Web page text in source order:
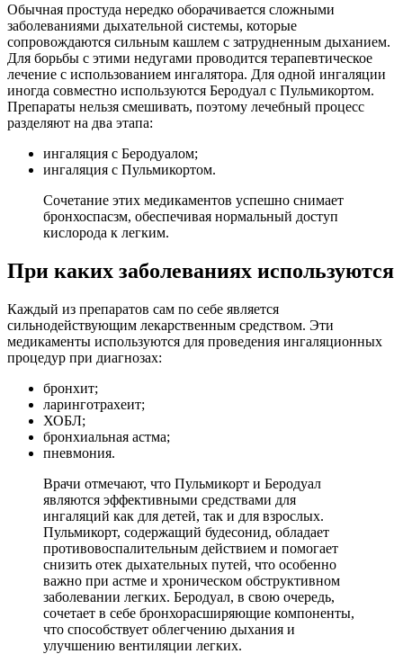
Обычная простуда нередко оборачивается сложными
заболеваниями дыхательной системы, которые
сопровождаются сильным кашлем с затрудненным дыханием.
Для борьбы с этими недугами проводится терапевтическое
лечение с использованием ингалятора. Для одной ингаляции
иногда совместно используются Беродуал с Пульмикортом.
Препараты нельзя смешивать, поэтому лечебный процесс
разделяют на два этапа:
ингаляция с Беродуалом;
ингаляция с Пульмикортом.
Сочетание этих медикаментов успешно снимает
бронхоспасзм, обеспечивая нормальный доступ
кислорода к легким.
При каких заболеваниях используются
Каждый из препаратов сам по себе является
сильнодействующим лекарственным средством. Эти
медикаменты используются для проведения ингаляционных
процедур при диагнозах:
бронхит;
ларинготрахеит;
ХОБЛ;
бронхиальная астма;
пневмония.
Врачи отмечают, что Пульмикорт и Беродуал
являются эффективными средствами для
ингаляций как для детей, так и для взрослых.
Пульмикорт, содержащий будесонид, обладает
противовоспалительным действием и помогает
снизить отек дыхательных путей, что особенно
важно при астме и хроническом обструктивном
заболевании легких. Беродуал, в свою очередь,
сочетает в себе бронхорасширяющие компоненты,
что способствует облегчению дыхания и
улучшению вентиляции легких.